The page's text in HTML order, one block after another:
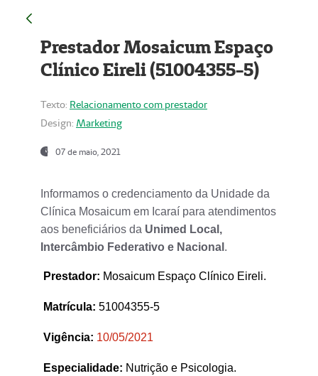
Prestador Mosaicum Espaço
Clínico Eireli (51004355-5)
Texto: Relacionamento com prestador
Design: Marketing
07 de maio, 2021
Informamos o credenciamento da Unidade da
Clínica Mosaicum em Icaraí para atendimentos
aos beneficiários da Unimed Local,
Intercâmbio Federativo e Nacional .
Prestador: Mosaicum Espaço Clínico Eireli.
Matrícula: 51004355-5
Vigência: 10/05/2021
Especialidade: Nutrição e Psicologia.